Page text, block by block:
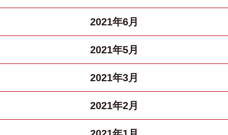
2021年6月
2021年5月
2021年3月
2021年2月